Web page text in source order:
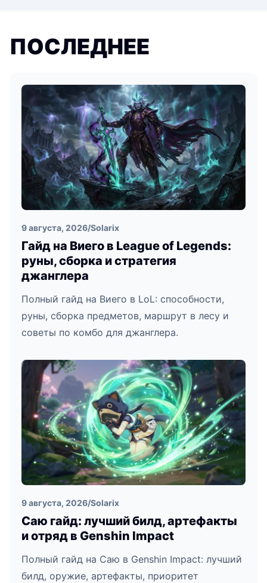
ПОСЛЕДНЕЕ
9 августа, 2026/Solarix
Гайд на Виего в League of Legends:
руны, сборка и стратегия
джанглера
Полный гайд на Виего в LoL: способности,
руны, сборка предметов, маршрут в лесу и
советы по комбо для джанглера.
9 августа, 2026/Solarix
Саю гайд: лучший билд, артефакты
и отряд в Genshin Impact
Полный гайд на Саю в Genshin Impact: лучший
билд, оружие, артефакты, приоритет